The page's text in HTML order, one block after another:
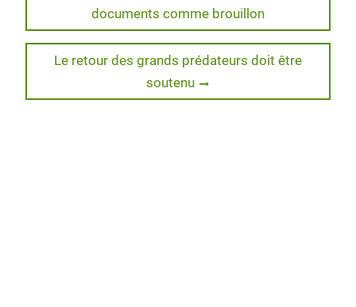
s
s
l’article
post:
documents comme brouillon
Next
Le retour des grands prédateurs doit être
soutenu